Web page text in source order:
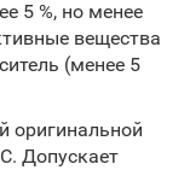
5 %, но менее
вещества
(менее 5
оригинальной
Допускает